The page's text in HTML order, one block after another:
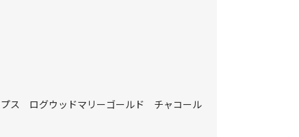
プス ログウッドマリーゴールド チャコール